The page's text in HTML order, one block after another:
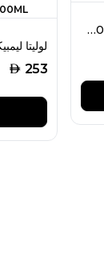
AED 253
أمواج لوف تيوبيروز هير ميست 50 مل للنساء